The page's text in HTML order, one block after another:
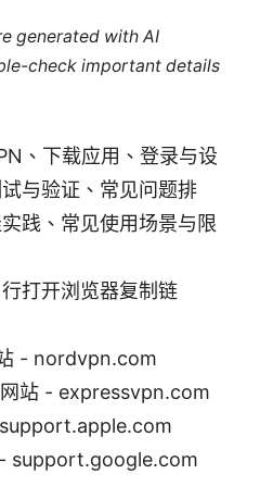
generated with AI
check important details
、下载应用、登录与设
与验证、常见问题排
践、常见使用场景与限
打开浏览器复制链
- nordvpn.com
站 - expressvpn.com
support.google.com